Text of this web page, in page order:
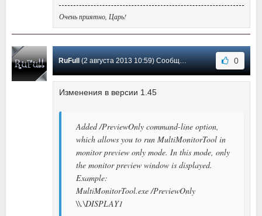
Очень приятно, Царь!
RuFull(2 августа 2013 10:59) Сообщение #17 0
Изменения в версии 1.45
Added /PreviewOnly command-line option,
which allows you to run MultiMonitorTool in
monitor preview only mode. In this mode, only
the monitor preview window is displayed.
Example:
MultiMonitorTool.exe /PreviewOnly
\\.\DISPLAY1